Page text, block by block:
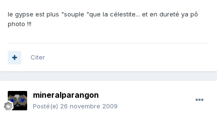
le gypse est plus "souple "que la célestite... et en dureté ya pô
photo !!!
Citer
mineralparangon
Posté(e) 26 novembre 2009